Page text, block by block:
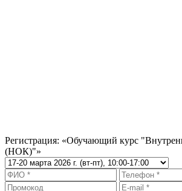
Регистрация: «Обучающий курс
(НОК)"»